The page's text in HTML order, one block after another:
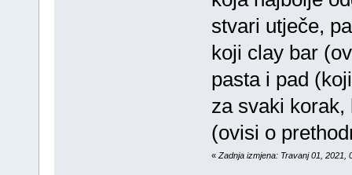
stvari utječe,
koji clay bar
pasta i pad
za svaki
(ovisi o
« Zadnja izmjena: Travanj 01, 2021,